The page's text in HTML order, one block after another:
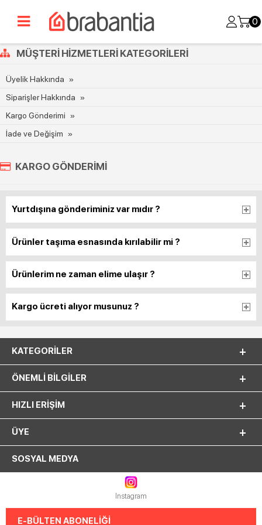
0
MÜŞTERI HIZMETLERI KATEGORILERI
Üyelik Hakkında
Siparişler Hakkında
Kargo Gönderimi
İade ve Değişim
KARGO GÖNDERIMI
Yurtdışına gönderiminiz var mıdır ?
Ürünler taşıma esnasında kırılabilir mi ?
Ürünlerim ne zaman elime ulaşır ?
Kargo ücreti alıyor musunuz ?
KATEGORILER
ÖNEMLI BILGILER
HIZLI ERIŞIM
ÜYE
SOSYAL MEDYA
Instagram
E-BÜLTEN ABONELİĞİ